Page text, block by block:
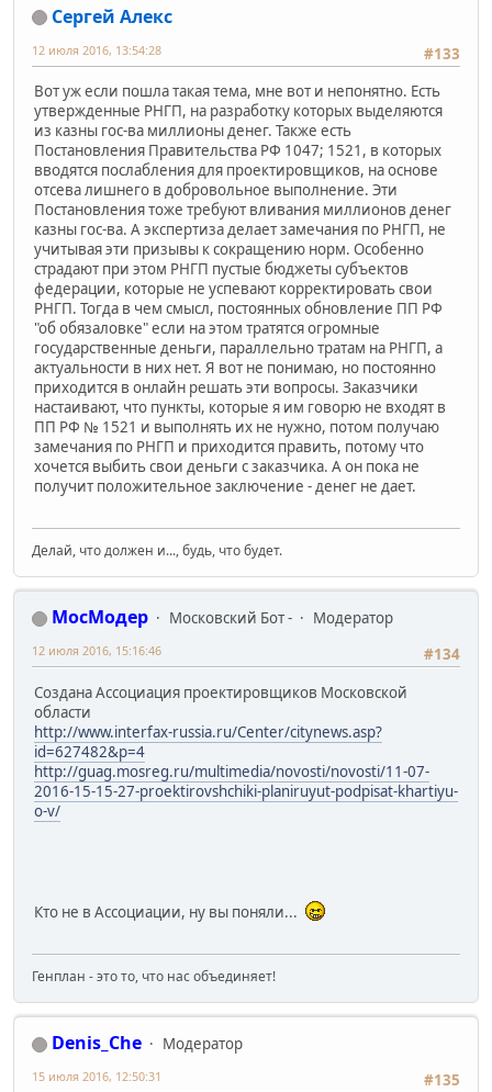
Сергей Алекс
#133
12 июля 2016, 13:54:28
Вот уж если пошла такая тема, мне вот и непонятно. Есть
утвержденные РНГП, на разработку которых выделяются
из казны гос-ва миллионы денег. Также есть
Постановления Правительства РФ 1047; 1521, в которых
вводятся послабления для проектировщиков, на основе
отсева лишнего в добровольное выполнение. Эти
Постановления тоже требуют вливания миллионов денег
казны гос-ва. А экспертиза делает замечания по РНГП, не
учитывая эти призывы к сокращению норм. Особенно
страдают при этом РНГП пустые бюджеты субъектов
федерации, которые не успевают корректировать свои
РНГП. Тогда в чем смысл, постоянных обновление ПП РФ
"об обязаловке" если на этом тратятся огромные
государственные деньги, параллельно тратам на РНГП, а
актуальности в них нет. Я вот не понимаю, но постоянно
приходится в онлайн решать эти вопросы. Заказчики
настаивают, что пункты, которые я им говорю не входят в
ПП РФ № 1521 и выполнять их не нужно, потом получаю
замечания по РНГП и приходится править, потому что
хочется выбить свои деньги с заказчика. А он пока не
получит положительное заключение - денег не дает.
Делай, что должен и..., будь, что будет.
МосМодер Московский Бот -
Модератор
#134
12 июля 2016, 15:16:46
Создана Ассоциация проектировщиков Московской
области
http://www.interfax-russia.ru/Center/citynews.asp?
id=627482&p=4
http://guag.mosreg.ru/multimedia/novosti/novosti/11-07-
2016-15-15-27-proektirovshchiki-planiruyut-podpisat-khartiyu-
o-v/
Кто не в Ассоциации, ну вы поняли...
Генплан - это то, что нас объединяет!
Denis_Che
Модератор
#135
15 июля 2016, 12:50:31